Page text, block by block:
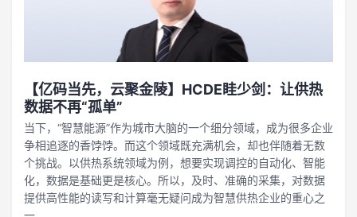
【亿码当先，云聚金陵】HCDE眭少剑：让供热
数据不再“孤单”
当下，“智慧能源”作为城市大脑的一个细分领域，成为很多企业
争相追逐的香饽饽。而这个领域既充满机会，却也伴随着无数
个挑战。以供热系统领域为例，想要实现调控的自动化、智能
化，数据是基础更是核心。所以，及时、准确的采集，对数据
提供高性能的读写和计算毫无疑问成为智慧供热企业的重心之